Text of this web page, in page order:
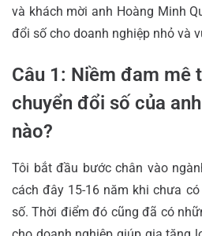
và khách mời anh Hoàng Minh
đổi số cho doanh nghiệp nhỏ và
Câu 1: Niềm đam mê
chuyển đổi số của
nào?
Tôi bắt đầu bước chân vào
cách đây 15-16 năm khi chưa
số. Thời điểm đó cũng đã có